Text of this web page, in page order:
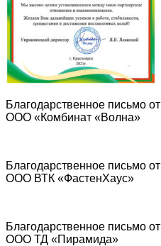
Благодарственное письмо от
ООО «Комбинат «Волна»
Благодарственное письмо от
ООО ВТК «ФастенХаус»
Благодарственное письмо от
ООО ТД «Пирамида»